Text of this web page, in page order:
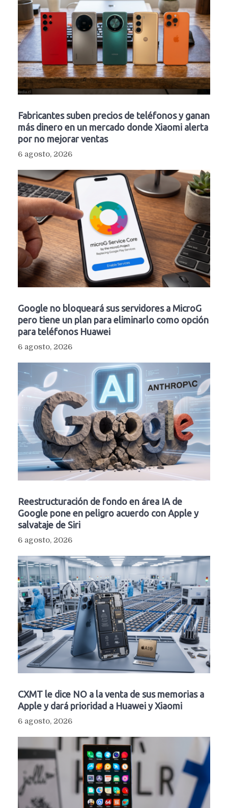
Fabricantes suben precios de teléfonos y ganan
más dinero en un mercado donde Xiaomi alerta
por no mejorar ventas
6 agosto, 2026
Google no bloqueará sus servidores a MicroG
pero tiene un plan para eliminarlo como opción
para teléfonos Huawei
6 agosto, 2026
Reestructuración de fondo en área IA de
Google pone en peligro acuerdo con Apple y
salvataje de Siri
6 agosto, 2026
CXMT le dice NO a la venta de sus memorias a
Apple y dará prioridad a Huawei y Xiaomi
6 agosto, 2026